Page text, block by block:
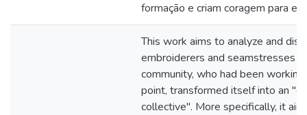
formação e criam coragem para
This work aims to analyze and
embroiderers and seamstresses
community, who had been
point, transformed itself into an
collective". More specifically, it